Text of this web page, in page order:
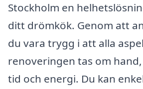
Stockholm en
ditt drömkök. Genom att
du vara trygg i att alla
renoveringen tas om
tid och energi. Du kan